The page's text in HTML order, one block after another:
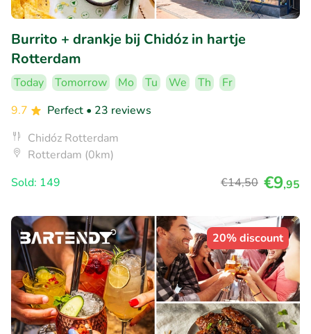
Burrito + drankje bij Chidóz in hartje
Rotterdam
Today Tomorrow Mo Tu We Th
Fr
9.7
Perfect • 23 reviews
Chidóz Rotterdam
Rotterdam (0km)
Sold: 149
€14,50 €9,95
20% discount